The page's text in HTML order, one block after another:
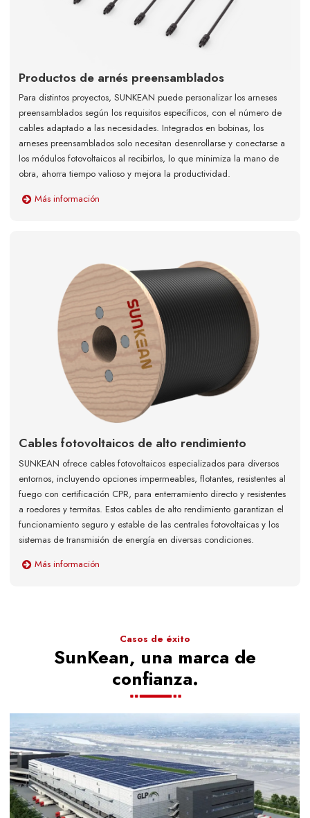
Productos de arnés preensamblados
Para distintos proyectos, SUNKEAN puede personalizar los arneses
preensamblados según los requisitos específicos, con el número de
cables adaptado a las necesidades. Integrados en bobinas, los
arneses preensamblados solo necesitan desenrollarse y conectarse a
los módulos fotovoltaicos al recibirlos, lo que minimiza la mano de
obra, ahorra tiempo valioso y mejora la productividad.
Más información
Cables fotovoltaicos de alto rendimiento
SUNKEAN ofrece cables fotovoltaicos especializados para diversos
entornos, incluyendo opciones impermeables, flotantes, resistentes al
fuego con certificación CPR, para enterramiento directo y resistentes
a roedores y termitas. Estos cables de alto rendimiento garantizan el
funcionamiento seguro y estable de las centrales fotovoltaicas y los
sistemas de transmisión de energía en diversas condiciones.
Más información
Casos de éxito
SunKean, una marca de
confianza.